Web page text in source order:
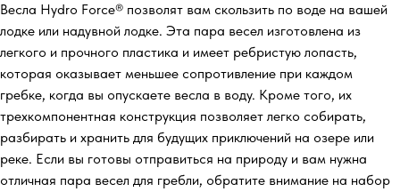
Весла Hydro Force® позволят вам скользить по воде на вашей
лодке или надувной лодке. Эта пара весел изготовлена ​​из
легкого и прочного пластика и имеет ребристую лопасть,
которая оказывает меньшее сопротивление при каждом
гребке, когда вы опускаете весла в воду. Кроме того, их
трехкомпонентная конструкция позволяет легко собирать,
разбирать и хранить для будущих приключений на озере или
реке. Если вы готовы отправиться на природу и вам нужна
отличная пара весел для гребли, обратите внимание на набор